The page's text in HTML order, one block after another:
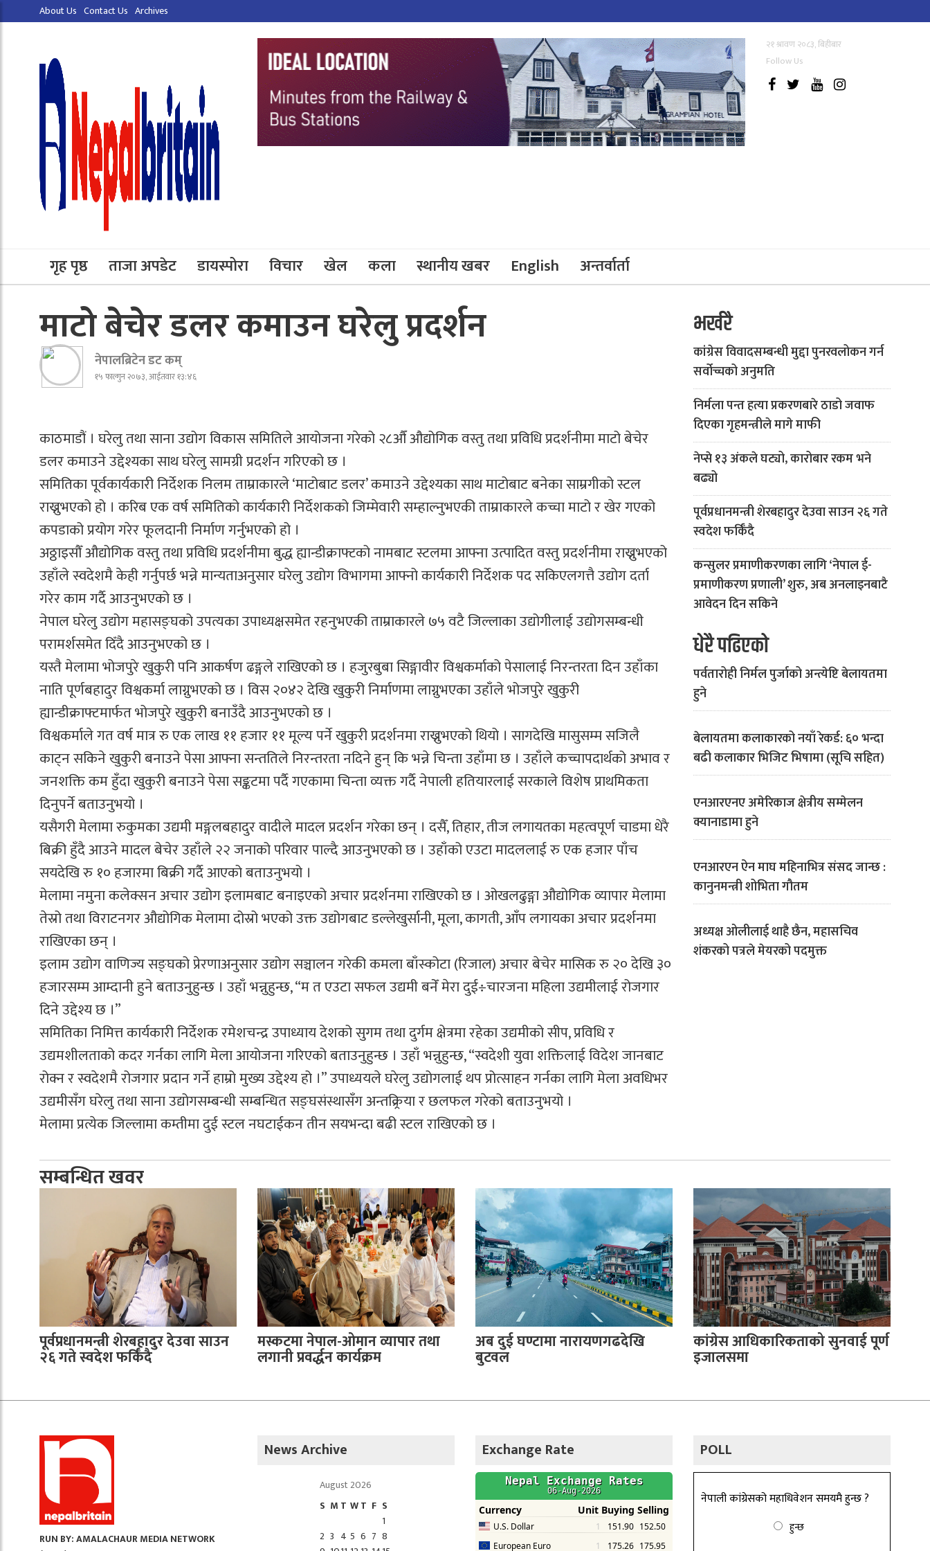
About Us Contact Us Archives
२१ श्रावण २०८३, बिहीबार
Follow Us
गृह पृष्ठ ताजा अपडेट डायस्पोरा विचार खेल कला स्थानीय खबर English अन्तर्वार्ता
माटो बेचेर डलर कमाउन घरेलु प्रदर्शन
नेपालब्रिटेन डट कम्
१५ फाल्गुन २०७३, आईतवार १३:४६
काठमाडौं । घरेलु तथा साना उद्योग विकास समितिले आयोजना गरेको २८औँ औद्योगिक वस्तु तथा प्रविधि प्रदर्शनीमा माटो बेचेर
डलर कमाउने उद्देश्यका साथ घरेलु सामग्री प्रदर्शन गरिएको छ ।
समितिका पूर्वकार्यकारी निर्देशक निलम ताम्राकारले ‘माटोबाट डलर’ कमाउने उद्देश्यका साथ माटोबाट बनेका साम्रगीको स्टल
राख्नुभएको हो । करिब एक वर्ष समितिको कार्यकारी निर्देशकको जिम्मेवारी सम्हाल्नुभएकी ताम्राकारले कच्चा माटो र खेर गएको
कपडाको प्रयोग गरेर फूलदानी निर्माण गर्नुभएको हो ।
अठ्ठाइसौँ औद्योगिक वस्तु तथा प्रविधि प्रदर्शनीमा बुद्ध ह्यान्डीक्राफ्टको नामबाट स्टलमा आफ्ना उत्पादित वस्तु प्रदर्शनीमा राख्नुभएको
उहाँले स्वदेशमै केही गर्नुपर्छ भन्ने मान्यताअनुसार घरेलु उद्योग विभागमा आफ्नो कार्यकारी निर्देशक पद सकिएलगत्तै उद्योग दर्ता
गरेर काम गर्दै आउनुभएको छ ।
नेपाल घरेलु उद्योग महासङ्घको उपत्यका उपाध्यक्षसमेत रहनुभएकी ताम्राकारले ७५ वटै जिल्लाका उद्योगीलाई उद्योगसम्बन्धी
परामर्शसमेत दिँदै आउनुभएको छ ।
यस्तै मेलामा भोजपुरे खुकुरी पनि आकर्षण ढङ्गले राखिएको छ । हजुरबुबा सिङ्गावीर विश्वकर्माको पेसालाई निरन्तरता दिन उहाँका
नाति पूर्णबहादुर विश्वकर्मा लाग्नुभएको छ । विस २०४२ देखि खुकुरी निर्माणमा लाग्नुभएका उहाँले भोजपुरे खुकुरी
ह्यान्डीक्राफ्टमार्फत भोजपुरे खुकुरी बनाउँदै आउनुभएको छ ।
विश्वकर्माले गत वर्ष मात्र रु एक लाख ११ हजार ११ मूल्य पर्ने खुकुरी प्रदर्शनमा राख्नुभएको थियो । सागदेखि मासुसम्म सजिलै
काट्न सकिने खुकुरी बनाउने पेसा आफ्ना सन्ततिले निरन्तरता नदिने हुन् कि भन्ने चिन्ता उहाँमा छ । उहाँले कच्चापदार्थको अभाव र
जनशक्ति कम हुँदा खुकुरी बनाउने पेसा सङ्कटमा पर्दै गएकामा चिन्ता व्यक्त गर्दै नेपाली हतियारलाई सरकाले विशेष प्राथमिकता
दिनुपर्ने बताउनुभयो ।
यसैगरी मेलामा रुकुमका उद्यमी मङ्गलबहादुर वादीले मादल प्रदर्शन गरेका छन् । दसैँ, तिहार, तीज लगायतका महत्वपूर्ण चाडमा धेरै
बिक्री हुँदै आउने मादल बेचेर उहाँले २२ जनाको परिवार पाल्दै आउनुभएको छ । उहाँको एउटा मादललाई रु एक हजार पाँच
सयदेखि रु १० हजारमा बिक्री गर्दै आएको बताउनुभयो ।
मेलामा नमुना कलेक्सन अचार उद्योग इलामबाट बनाइएको अचार प्रदर्शनमा राखिएको छ । ओखलढुङ्गा औद्योगिक व्यापार मेलामा
तेस्रो तथा विराटनगर औद्योगिक मेलामा दोस्रो भएको उक्त उद्योगबाट डल्लेखुर्सानी, मूला, कागती, आँप लगायका अचार प्रदर्शनमा
राखिएका छन् ।
इलाम उद्योग वाणिज्य सङ्घको प्रेरणाअनुसार उद्योग सञ्चालन गरेकी कमला बाँस्कोटा (रिजाल) अचार बेचेर मासिक रु २० देखि ३०
हजारसम्म आम्दानी हुने बताउनुहुन्छ । उहाँ भन्नुहुन्छ, “म त एउटा सफल उद्यमी बनेँ मेरा दुई÷चारजना महिला उद्यमीलाई रोजगार
दिने उद्देश्य छ ।”
समितिका निमित्त कार्यकारी निर्देशक रमेशचन्द्र उपाध्याय देशको सुगम तथा दुर्गम क्षेत्रमा रहेका उद्यमीको सीप, प्रविधि र
उद्यमशीलताको कदर गर्नका लागि मेला आयोजना गरिएको बताउनुहुन्छ । उहाँ भन्नुहुन्छ, “स्वदेशी युवा शक्तिलाई विदेश जानबाट
रोक्न र स्वदेशमै रोजगार प्रदान गर्ने हाम्रो मुख्य उद्देश्य हो ।” उपाध्ययले घरेलु उद्योगलाई थप प्रोत्साहन गर्नका लागि मेला अवधिभर
उद्यमीसँग घरेलु तथा साना उद्योगसम्बन्धी सम्बन्धित सङ्घसंस्थासँग अन्तक्र्रिया र छलफल गरेको बताउनुभयो ।
मेलामा प्रत्येक जिल्लामा कम्तीमा दुई स्टल नघटाईकन तीन सयभन्दा बढी स्टल राखिएको छ ।
भर्खरै
कांग्रेस विवादसम्बन्धी मुद्दा पुनरवलोकन गर्न
सर्वोच्चको अनुमति
निर्मला पन्त हत्या प्रकरणबारे ठाडो जवाफ
दिएका गृहमन्त्रीले मागे माफी
नेप्से १३ अंकले घट्यो, कारोबार रकम भने
बढ्यो
पूर्वप्रधानमन्त्री शेरबहादुर देउवा साउन २६ गते
स्वदेश फर्किँदै
कन्सुलर प्रमाणीकरणका लागि ‘नेपाल ई-
प्रमाणीकरण प्रणाली’ शुरु, अब अनलाइनबाटै
आवेदन दिन सकिने
धेरै पढिएको
पर्वतारोही निर्मल पुर्जाको अन्त्येष्टि बेलायतमा
हुने
बेलायतमा कलाकारको नयाँ रेकर्ड: ६० भन्दा
बढी कलाकार भिजिट भिषामा (सूचि सहित)
एनआरएनए अमेरिकाज क्षेत्रीय सम्मेलन
क्यानाडामा हुने
एनआरएन ऐन माघ महिनाभित्र संसद जान्छ :
कानुनमन्त्री शोभिता गौतम
अध्यक्ष ओलीलाई थाहै छैन, महासचिव
शंकरको पत्रले मेयरको पदमुक्त
सम्बन्धित खवर
पूर्वप्रधानमन्त्री शेरबहादुर देउवा साउन
२६ गते स्वदेश फर्किँदै
मस्कटमा नेपाल-ओमान व्यापार तथा
लगानी प्रवर्द्धन कार्यक्रम
अब दुई घण्टामा नारायणगढदेखि
बुटवल
कांग्रेस आधिकारिकताको सुनवाई पूर्ण
इजालसमा
RUN BY: AMALACHAUR MEDIA NETWORK
News Archive
August 2026
S M T WT F S
1
2 3 4 5 6 7 8
Exchange Rate POLL
नेपाली कांग्रेसको महाधिवेशन समयमै हुन्छ ?
हुन्छ